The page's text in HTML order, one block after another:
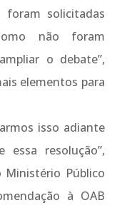
foram solicitadas
não foram
o debate”,
elementos para
isso adiante
essa resolução”,
Ministério Público
à OAB